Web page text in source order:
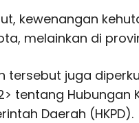
kewenangan
melainkan di
tersebut juga
> tentang Hubungan
Daerah (HKPD).